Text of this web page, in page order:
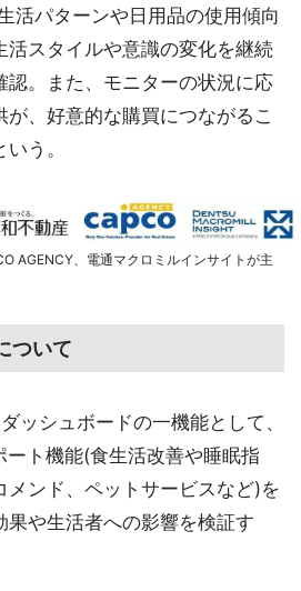
活パターンや日用品の使用傾向
活スタイルや意識の変化を継続
認。また、モニターの状況に応
が、好意的な購買につながるこ
う。
AGENCY、電通マクロミルインサイトが主
ついて
ッシュボードの一機能として、
ト機能(食生活改善や睡眠指
メンド、ペットサービスなど)を
果や生活者への影響を検証す